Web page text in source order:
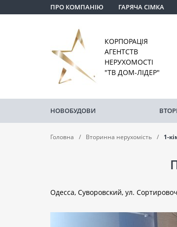
ПРО КОМПАНІЮ ГАРЯЧА СІМКА
КОРПОРАЦІЯ
АГЕНТСТВ
НЕРУХОМОСТІ
"ТВ ДОМ-ЛІДЕР"
НОВОБУДОВИ
Головна Вторинна нерухомість 1-
Одесса, Суворовский, ул.